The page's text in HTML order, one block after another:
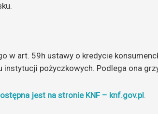
w art. 59h ustawy o kredycie
pożyczkowych. Podlega ona
jest na stronie KNF – knf.gov.pl.